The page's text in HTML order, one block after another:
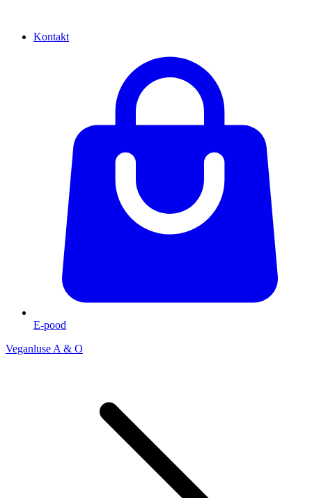
Kontakt
E-pood
Veganluse A & O